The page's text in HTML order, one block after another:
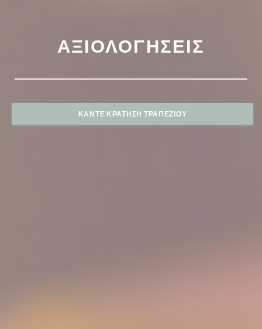
ΑΞΙΟΛΟΓΉΣΕΙΣ
ΚΆΝΤΕ ΚΡΆΤΗΣΗ ΤΡΑΠΕΖΙΟΎ